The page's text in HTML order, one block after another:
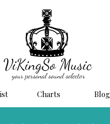
Charts Blog